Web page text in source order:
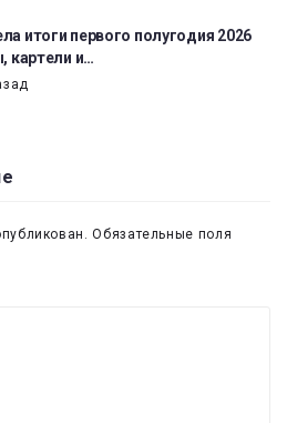
итоги первого полугодия 2026
картели и…
Обязательные поля